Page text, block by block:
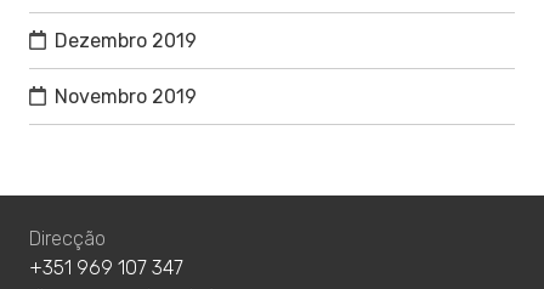
Dezembro 2019
Novembro 2019
Direcção
+351 969 107 347